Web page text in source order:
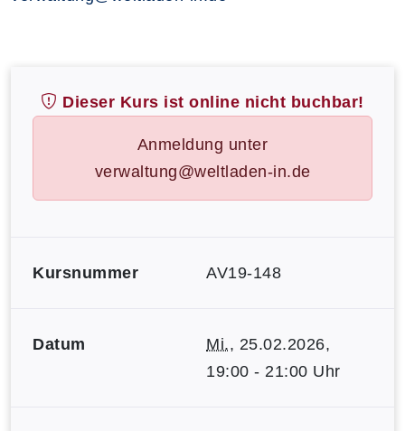
Dieser Kurs ist online nicht buchbar!
Anmeldung unter
verwaltung@weltladen-in.de
Kursnummer AV19-148
Datum Mi., 25.02.2026,
19:00 - 21:00 Uhr